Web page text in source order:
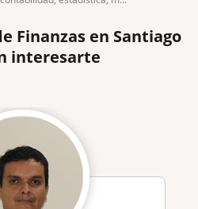
Finanzas en Santiago
interesarte